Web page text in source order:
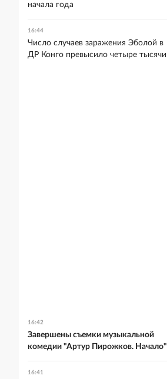
начала года
16:44
Число случаев заражения Эболой в
ДР Конго превысило четыре тысячи
16:42
Завершены съемки музыкальной
комедии "Артур Пирожков. Начало"
16:41